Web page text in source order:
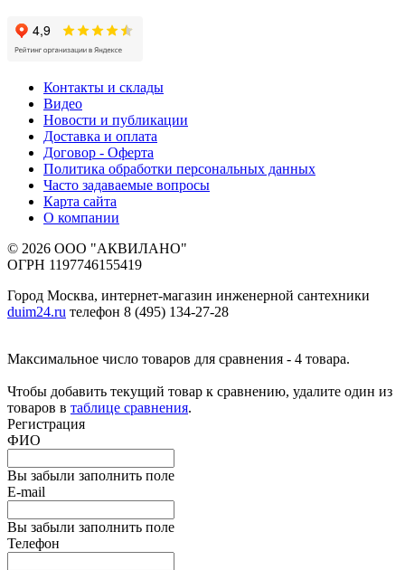
Контакты и склады
Видео
Новости и публикации
Доставка и оплата
Договор - Оферта
Политика обработки персональных данных
Часто задаваемые вопросы
Карта сайта
О компании
© 2026 ООО "АКВИЛАНО"
ОГРН 1197746155419
Город Москва, интернет-магазин инженерной сантехники
duim24.ru телефон 8 (495) 134-27-28
Максимальное число товаров для сравнения - 4 товара.
Чтобы добавить текущий товар к сравнению, удалите один из
товаров в таблице сравнения.
Регистрация
ФИО
Вы забыли заполнить поле
E-mail
Вы забыли заполнить поле
Телефон